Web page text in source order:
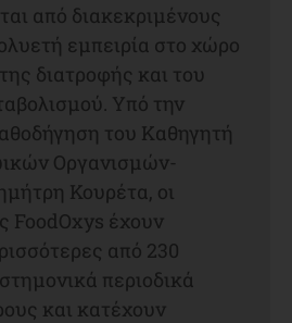
από διακεκριμένους
εμπειρία στο χώρο
διατροφής και του
Υπό την
του Καθηγητή
Οργανισμών-
Κουρέτα, οι
FoodOxys έχουν
από 230
περιοδικά
και κατέχουν